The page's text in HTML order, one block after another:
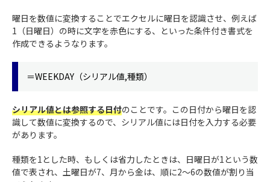
曜日を数値に変換することでエクセルに曜日を認識させ、例えば
1（日曜日）の時に文字を赤色にする、といった条件付き書式を
作成できるようなります。
＝WEEKDAY（シリアル値,種類）
シリアル値とは参照する日付のことです。この日付から曜日を認
識して数値に変換するので、シリアル値には日付を入力する必要
があります。
種類を1とした時、もしくは省力したときは、日曜日が1という数
値で表され、土曜日が7、月から金は、順に2～6の数値が割り当